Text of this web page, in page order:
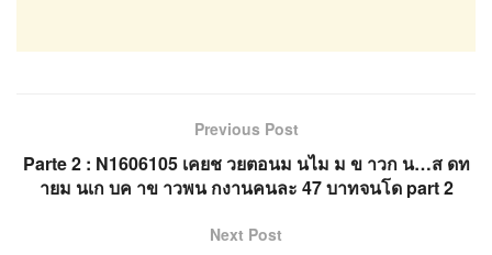
Previous Post
Parte 2 : N1606105 เคยช วยตอนม นไม ม ข าวก น…ส ดท
ายม นเก บค าข าวพน กงานคนละ 47 บาทจนโด part 2
Next Post